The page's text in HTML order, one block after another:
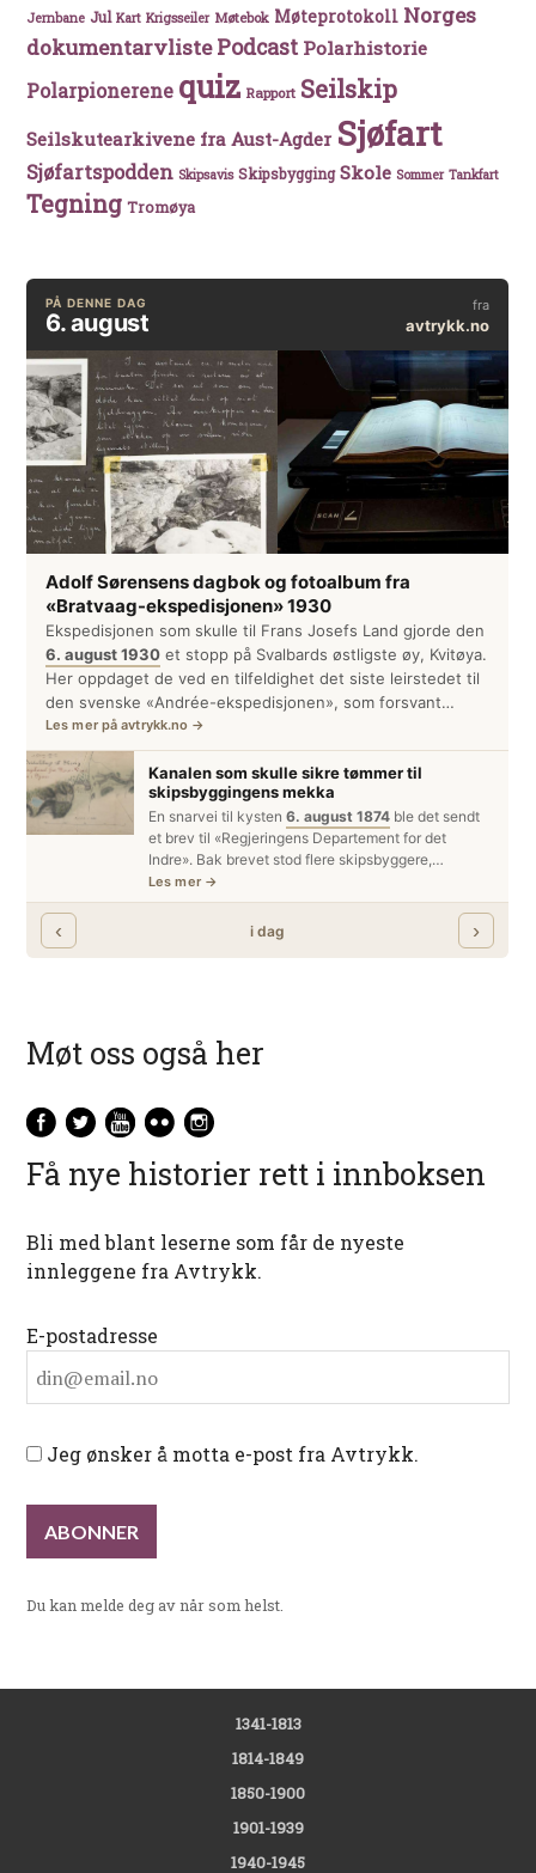
Jernbane Jul Kart Krigsseiler Møtebok Møteprotokoll Norges
dokumentarvlistePodcast Polarhistorie
Polarpionerene quiz Rapport Seilskip
Seilskutearkivene fra Aust-Agder Sjøfart
Sjøfartspodden Skipsavis Skipsbygging Skole Sommer Tankfart
Tegning Tromøya
Møt oss også her
Få nye historier rett i innboksen
Bli med blant leserne som får de nyeste
innleggene fra Avtrykk.
E-postadresse
Jeg ønsker å motta e-post fra Avtrykk.
Du kan melde deg av når som helst.
1341-1813
1814-1849
1850-1900
1901-1939
1940-1945